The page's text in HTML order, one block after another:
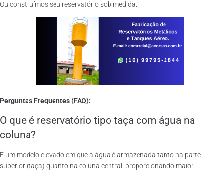
Ou construímos seu reservatório sob medida.
Perguntas Frequentes (FAQ):
O que é reservatório tipo taça com água na
coluna?
É um modelo elevado em que a água é armazenada tanto na parte
superior (taça) quanto na coluna central, proporcionando maior